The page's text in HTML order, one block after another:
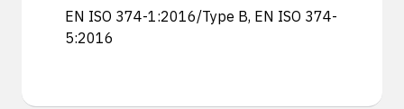
EN ISO 374-1:2016/Type B, EN ISO 374-
5:2016